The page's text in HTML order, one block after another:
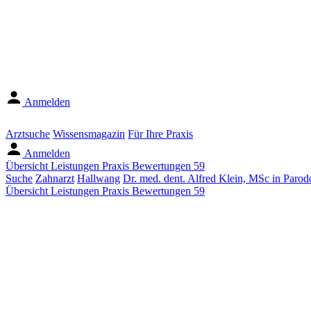
Anmelden
Arztsuche Wissensmagazin Für Ihre Praxis
Anmelden
Übersicht Leistungen Praxis Bewertungen 59
Suche Zahnarzt Hallwang Dr. med. dent. Alfred Klein, MSc in
Übersicht Leistungen Praxis Bewertungen 59